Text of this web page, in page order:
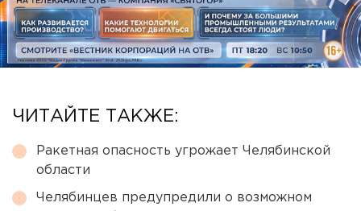
ЧИТАЙТЕ ТАКЖЕ:
Ракетная опасность угрожает Челябинской
области
Челябинцев предупредили о возможном